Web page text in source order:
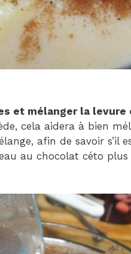
et mélanger la
cela aidera à bien
afin de savoir s’il
au chocolat céto